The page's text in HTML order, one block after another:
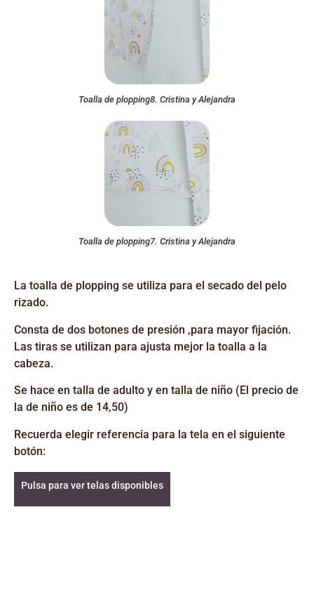
Toalla de plopping8. Cristina y Alejandra
Toalla de plopping7. Cristina y Alejandra
La toalla de plopping se utiliza para el secado del pelo
rizado.
Consta de dos botones de presión ,para mayor fijación.
Las tiras se utilizan para ajusta mejor la toalla a la
cabeza.
Se hace en talla de adulto y en talla de niño (El precio de
la de niño es de 14,50)
Recuerda elegir referencia para la tela en el siguiente
botón:
Pulsa para ver telas disponibles